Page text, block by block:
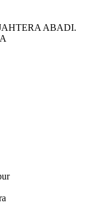
ABADI.